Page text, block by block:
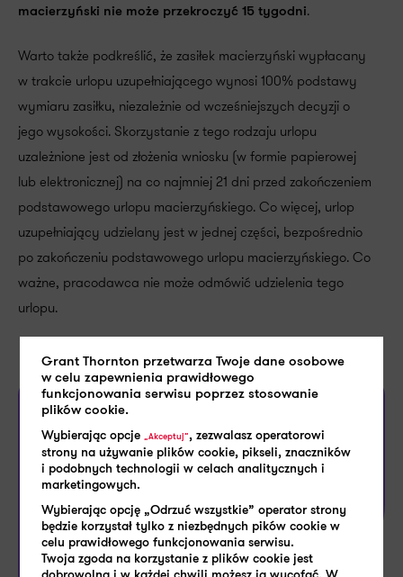
macierzyński nie może przekroczyć 15 tygodni.
Warto także podkreślić, że zasiłek macierzyński wypłacany
w trakcie urlopu uzupełniającego wynosi 100% podstawy
wymiaru zasiłku, niezależnie od wcześniejszych decyzji o
jego wysokości. Skorzystanie z tego rodzaju urlopu
uzależnione jest od złożenia wniosku (w formie papierowej
lub elektronicznej) na co najmniej 21 dni przed zakończeniem
podstawowego urlopu macierzyńskiego. Co więcej, urlop
uzupełniający udzielany jest w jednej części, bezpośrednio
po zakończeniu podstawowego urlopu macierzyńskiego. Co
ważne, pracodawca nie może odmówić udzielenia tego
urlopu.
Szczegółowe informacje dot. uzupełniającego
urlopu macierzyńskiego przedstawiamy w
dedykowanym temu tematowi artykule na blogu
Grant Thornton:Uzupełniający urlop macierzyński.
Szczegóły zmian i obowiązki spoczywające na
pracodawcach
Grant Thornton przetwarza Twoje dane osobowe
w celu zapewnienia prawidłowego
funkcjonowania serwisu poprzez stosowanie
plików cookie.
Wybierając opcje„Akceptuj”, zezwalasz operatorowi
strony na używanie plików cookie, pikseli, znaczników
i podobnych technologii w celach analitycznych i
marketingowych.
Wybierając opcję „Odrzuć wszystkie” operator strony
będzie korzystał tylko z niezbędnych pików cookie w
celu prawidłowego funkcjonowania serwisu.
Twoja zgoda na korzystanie z plików cookie jest